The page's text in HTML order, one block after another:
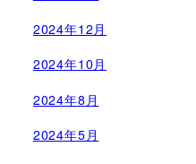
2024年12月
2024年10月
2024年8月
2024年5月